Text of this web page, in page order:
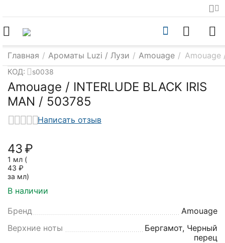
Главная / Ароматы Luzi / Лузи / Amouage / Amouage
КОД: s0038
Amouage / INTERLUDE BLACK IRIS
MAN / 503785
Написать отзыв
‍43‍₽
1 мл (
43 ₽
за мл)
В наличии
Бренд
Amouage
Верхние ноты
Бергамот, Черный
перец